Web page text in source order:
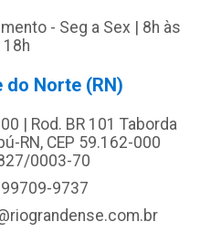
- Seg a Sex | 8h às
18h
do Norte (RN)
| Rod. BR 101 Taborda
RN, CEP 59.162-000
0003-70
9737